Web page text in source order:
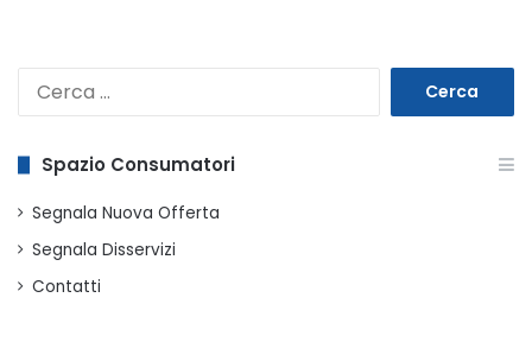
Spazio Consumatori
Segnala Nuova Offerta
Segnala Disservizi
Contatti